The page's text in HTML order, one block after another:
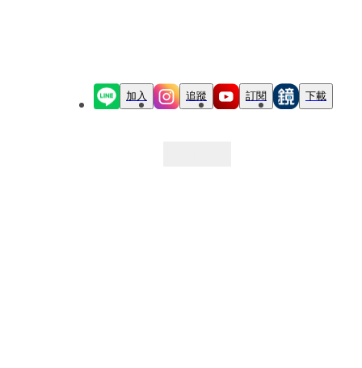
加入 追蹤 訂閱 下載